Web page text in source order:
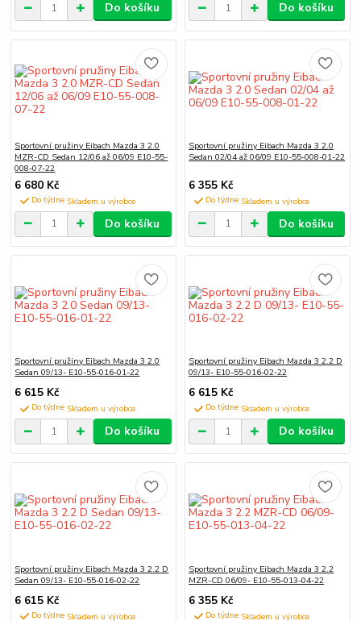
Do košíku Do košíku
Sportovní pružiny Eibach Mazda 3 2.0
MZR-CD Sedan 12/06 až 06/09 E10-55-
008-07-22
6 680 Kč
Do týdne
Do košíku
Sportovní pružiny Eibach Mazda 3 2.0
Sedan 02/04 až 06/09 E10-55-008-01-22
6 355 Kč
Do týdne
Do košíku
Sportovní pružiny Eibach Mazda 3 2.0
Sedan 09/13- E10-55-016-01-22
6 615 Kč
Do týdne
Do košíku
Sportovní pružiny Eibach Mazda 3 2.2 D
09/13- E10-55-016-02-22
6 615 Kč
Do týdne
Do košíku
Sportovní pružiny Eibach Mazda 3 2.2 D
Sedan 09/13- E10-55-016-02-22
6 615 Kč
Do týdne
Sportovní pružiny Eibach Mazda 3 2.2
MZR-CD 06/09- E10-55-013-04-22
6 355 Kč
Do týdne